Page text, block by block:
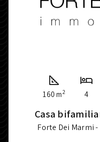
160 m2 4
Casa
Forte Dei Marmi